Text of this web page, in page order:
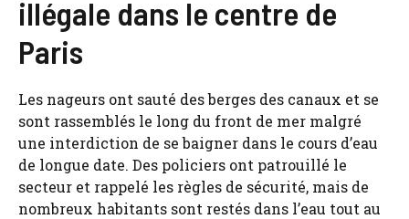
illégale dans le centre de
Paris
Les nageurs ont sauté des berges des canaux et se
sont rassemblés le long du front de mer malgré
une interdiction de se baigner dans le cours d’eau
de longue date. Des policiers ont patrouillé le
secteur et rappelé les règles de sécurité, mais de
nombreux habitants sont restés dans l’eau tout au